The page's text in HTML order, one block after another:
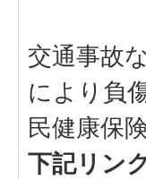
交通事故
により負
民健康保
下記リン